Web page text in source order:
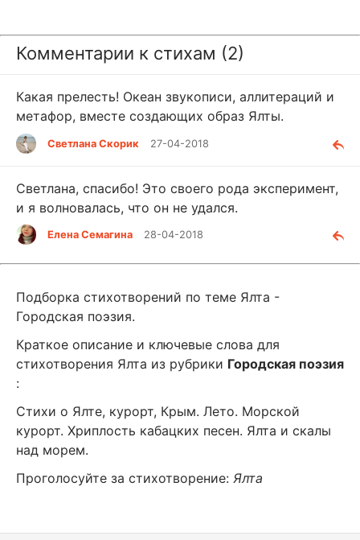
Комментарии к стихам (2)
Какая прелесть! Океан звукописи, аллитераций и
метафор, вместе создающих образ Ялты.
Светлана Скорик 27-04-2018
Светлана, спасибо! Это своего рода эксперимент,
и я волновалась, что он не удался.
Елена Семагина 28-04-2018
Подборка стихотворений по теме Ялта -
Городская поэзия.
Краткое описание и ключевые слова для
стихотворения Ялта из рубрики Городская поэзия
:
Стихи о Ялте, курорт, Крым. Лето. Морской
курорт. Хриплость кабацких песен. Ялта и скалы
над морем.
Проголосуйте за стихотворение: Ялта